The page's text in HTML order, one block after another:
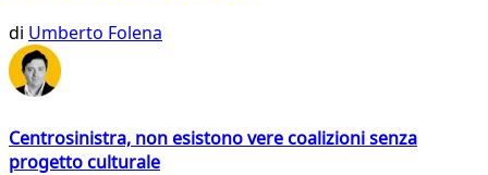
di Umberto Folena
Centrosinistra, non esistono vere coalizioni senza
progetto culturale